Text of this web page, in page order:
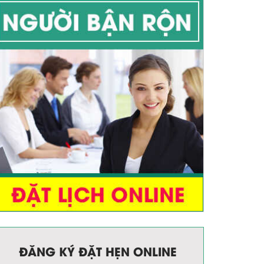
Nứt kẽ hậu môn
Ngứa hậu môn
Đại tiện khó
ĐĂNG KÝ ĐẶT HẸN ONLINE